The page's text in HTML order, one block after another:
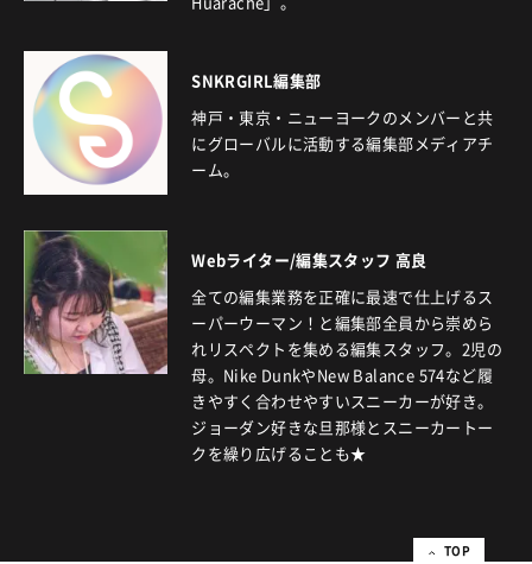
SNKRGIRL編集部
神戸・東京・ニューヨークのメンバーと共
にグローバルに活動する編集部メディアチ
ーム。
Webライター/編集スタッフ 高良
全ての編集業務を正確に最速で仕上げるス
ーパーウーマン！と編集部全員から崇めら
れリスペクトを集める編集スタッフ。2児の
母。Nike DunkやNew Balance 574など履
きやすく合わせやすいスニーカーが好き。
ジョーダン好きな旦那様とスニーカートー
クを繰り広げることも★
TOP